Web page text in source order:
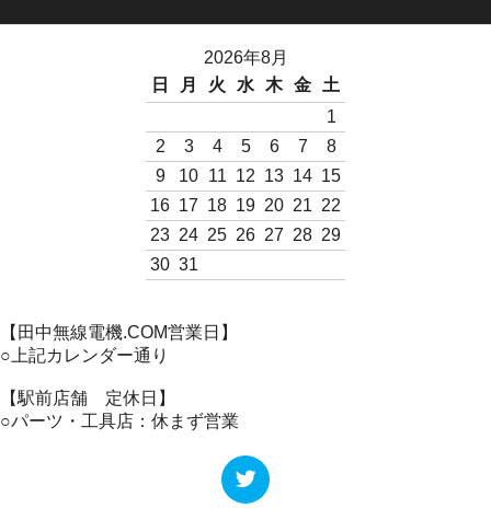
2026年8月
日
月 火 水 木 金
土
1
2
3 4 5 6 7
8
9
10 11 12 13 14 15
16 17 18 19 20 21 22
23 24 25 26 27 28 29
30 31
【田中無線電機.COM営業日】
○上記カレンダー通り
【駅前店舗 定休日】
○パーツ・工具店：休まず営業